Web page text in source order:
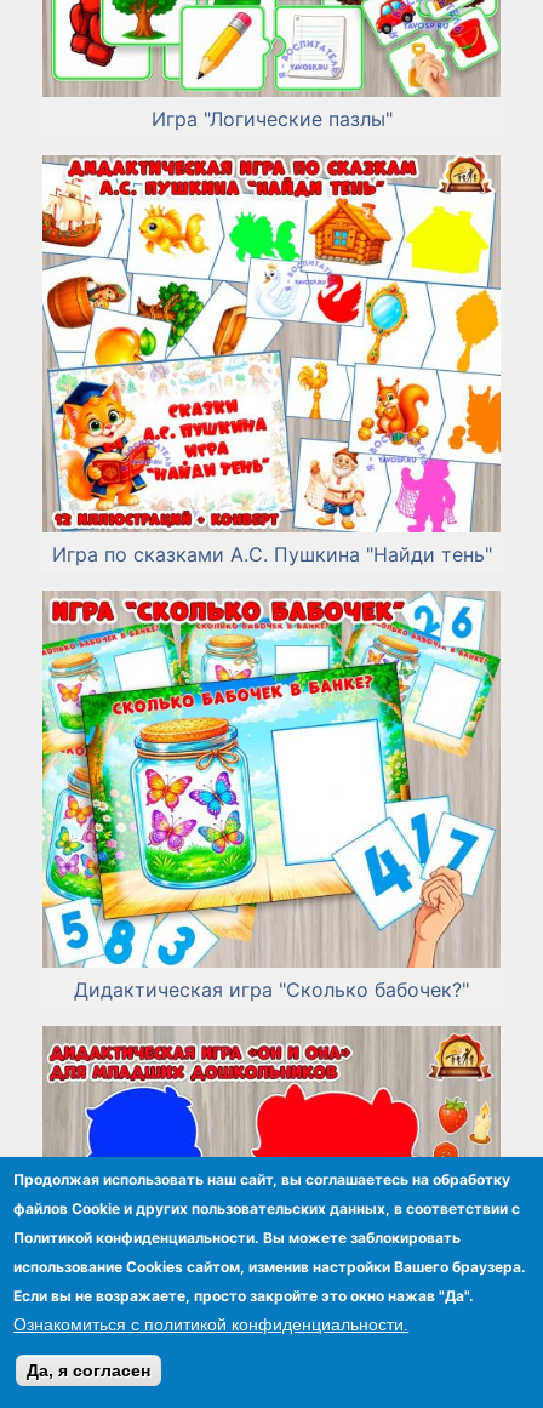
Игра "Логические пазлы"
Игра по сказками А.С. Пушкина "Найди тень"
Дидактическая игра "Сколько бабочек?"
Продолжая использовать наш сайт, вы соглашаетесь на обработку
файлов Сookie и других пользовательских данных, в соответствии с
Политикой конфиденциальности. Вы можете заблокировать
использование Cookies сайтом, изменив настройки Вашего браузера.
Если вы не возражаете, просто закройте это окно нажав "Да".
Ознакомиться с политикой конфиденциальности.
Да, я согласен